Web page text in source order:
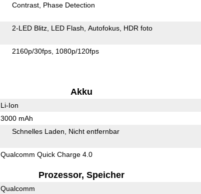
Contrast Phase Detection
2-LED Blitz LED Flash Autofokus HDR foto
2160p/30fps 1080p/120fps
Akku
Li-Ion
3000 mAh
Schnelles Laden Nicht entfernbar
Qualcomm Quick Charge 4.0
Prozessor, Speicher
Qualcomm